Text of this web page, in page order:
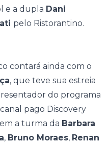
e a dupla Dani
pelo Ristorantino.
contará ainda com o
, que teve sua estreia
do programa
pago Discovery
a turma da Barbara
, Bruno Moraes, Renan